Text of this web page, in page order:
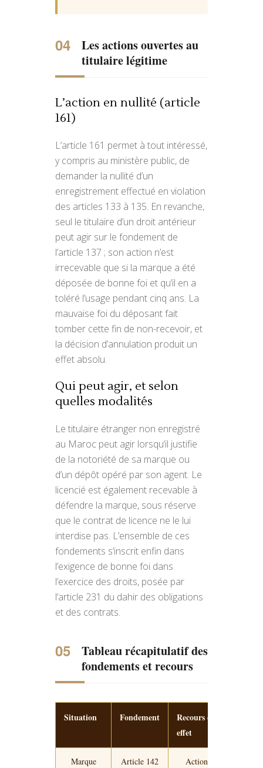
Les actions ouvertes au
titulaire légitime
L’action en nullité (article
161)
L’article 161 permet à tout intéressé,
y compris au ministère public, de
demander la nullité d’un
enregistrement effectué en violation
des articles 133 à 135. En revanche,
seul le titulaire d’un droit antérieur
peut agir sur le fondement de
l’article 137 ; son action n’est
irrecevable que si la marque a été
déposée de bonne foi et qu’il en a
toléré l’usage pendant cinq ans. La
mauvaise foi du déposant fait
tomber cette fin de non-recevoir, et
la décision d’annulation produit un
effet absolu.
Qui peut agir, et selon
quelles modalités
Le titulaire étranger non enregistré
au Maroc peut agir lorsqu’il justifie
de la notoriété de sa marque ou
d’un dépôt opéré par son agent. Le
licencié est également recevable à
défendre la marque, sous réserve
que le contrat de licence ne le lui
interdise pas. L’ensemble de ces
fondements s’inscrit enfin dans
l’exigence de bonne foi dans
l’exercice des droits, posée par
l’article 231 du dahir des obligations
et des contrats.
Tableau récapitulatif des
fondements et recours
Situation Fondement
Recours et
effet
Marque
Article 142
Action en